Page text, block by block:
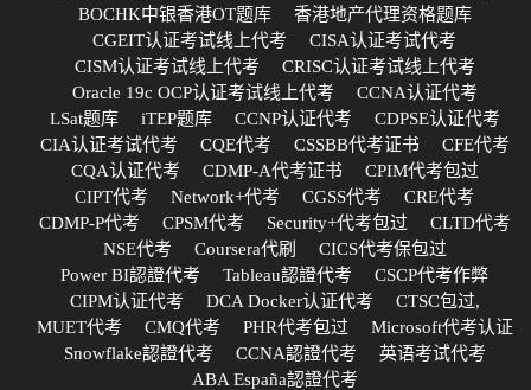
BOCHK中银香港OT题库
香港地产代理资格题库
CGEIT认证考试线上代考
CISA认证考试代考
CISM认证考试线上代考
CRISC认证考试线上代考
Oracle 19c OCP认证考试线上代考
CCNA认证代考
LSat题库
iTEP题库 CCNP认证代考
CDPSE认证代考
CIA认证考试代考
CQE代考 CSSBB代考证书
CFE代考
CQA认证代考
CDMP-A代考证书
CPIM代考包过
CIPT代考
Network+代考 CGSS代考
CRE代考
CDMP-P代考
CPSM代考 Security+代考包过
CLTD代考
NSE代考
Coursera代刷
CICS代考保包过
Power BI認證代考
Tableau認證代考
CSCP代考作弊
CIPM认证代考
DCA Docker认证代考
CTSC包过,
MUET代考
CMQ代考 PHR代考包过
Microsoft代考认证
Snowflake認證代考
CCNA認證代考
英语考试代考
ABA España認證代考